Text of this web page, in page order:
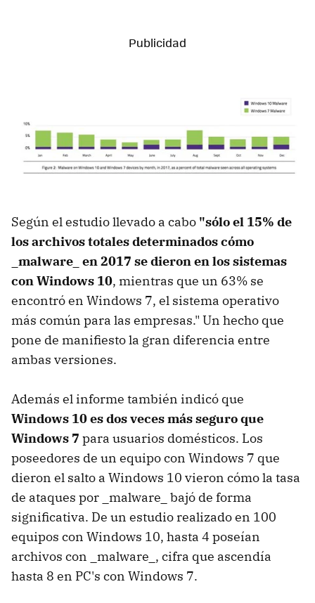
Según el estudio llevado a cabo "sólo el 15% de
los archivos totales determinados cómo
_malware_ en 2017 se dieron en los sistemas
con Windows 10, mientras que un 63% se
encontró en Windows 7, el sistema operativo
más común para las empresas." Un hecho que
pone de manifiesto la gran diferencia entre
ambas versiones.
Además el informe también indicó que
Windows 10 es dos veces más seguro que
Windows 7 para usuarios domésticos. Los
poseedores de un equipo con Windows 7 que
dieron el salto a Windows 10 vieron cómo la tasa
de ataques por _malware_ bajó de forma
significativa. De un estudio realizado en 100
equipos con Windows 10, hasta 4 poseían
archivos con _malware_, cifra que ascendía
hasta 8 en PC's con Windows 7.